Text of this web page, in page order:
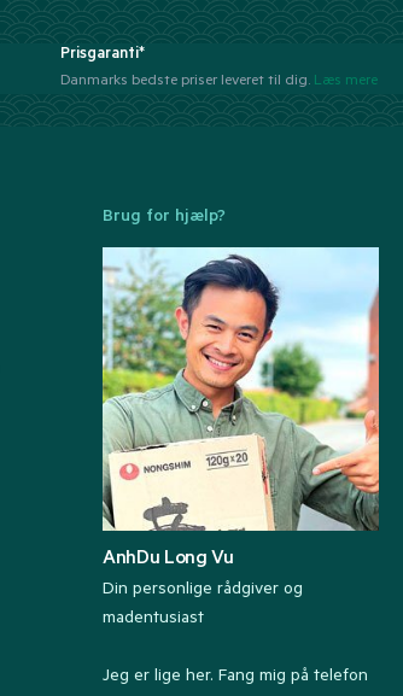
Prisgaranti*
Danmarks bedste priser leveret til dig. Læs mere
Brug for hjælp?
AnhDu Long Vu
Din personlige rådgiver og
madentusiast
Jeg er lige her. Fang mig på telefon